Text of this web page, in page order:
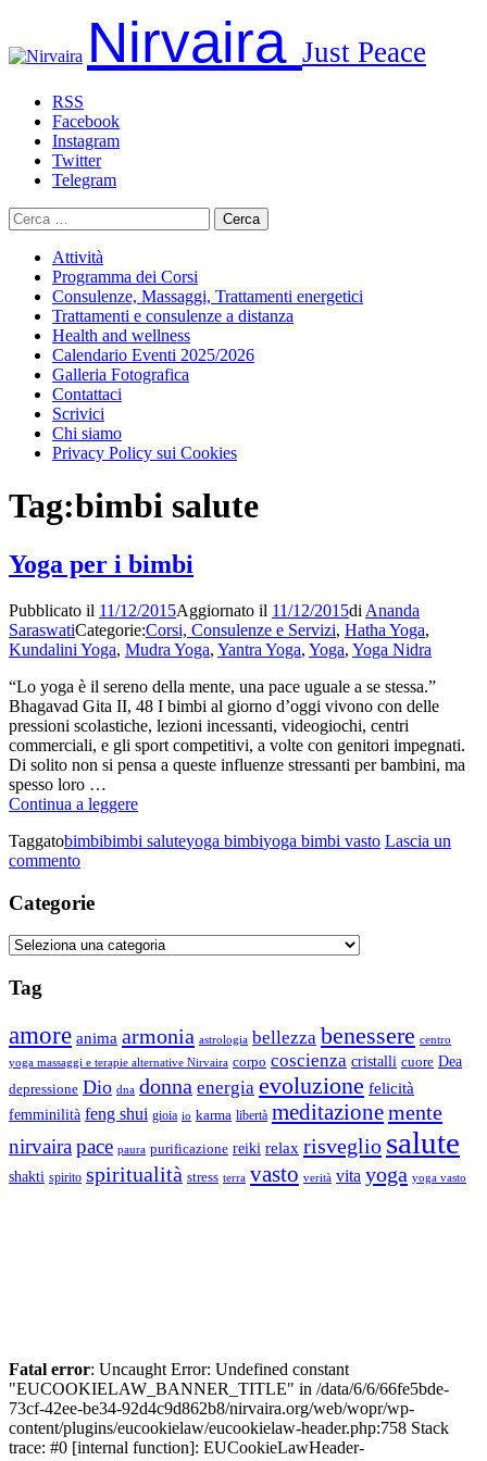
contenuto
Nirvaira Just Peace
RSS
Facebook
Instagram
Twitter
Telegram
Ricerca
per:
Attività
Programma dei Corsi
Consulenze, Massaggi, Trattamenti energetici
Trattamenti e consulenze a distanza
Health and wellness
Calendario Eventi 2025/2026
Galleria Fotografica
Contattaci
Scrivici
Chi siamo
Privacy Policy sui Cookies
Tag:bimbi salute
Yoga per i bimbi
Pubblicato il 11/12/2015Aggiornato il 11/12/2015di Ananda
SaraswatiCategorie:Corsi, Consulenze e Servizi, Hatha Yoga,
Kundalini Yoga, Mudra Yoga, Yantra Yoga, Yoga, Yoga Nidra
“Lo yoga è il sereno della mente, una pace uguale a se stessa.”
Bhagavad Gita II, 48 I bimbi al giorno d’oggi vivono con delle
pressioni scolastiche, lezioni incessanti, videogiochi, centri
commerciali, e gli sport competitivi, a volte con genitori impegnati.
Di solito non si pensa a queste influenze stressanti per bambini, ma
spesso loro …
Continua a leggereYoga
i
Taggatobimbibimbi saluteyoga bimbiyoga bimbi vasto Lascia un
commentosu
per
bimbi
Categorie
Categorie
Tag
amore anima armonia astrologia bellezza benessere centro
yoga massaggi e terapie alternative Nirvaira corpo coscienza cristalli cuore Dea
depressione Dio dna donna energia evoluzione felicità
femminilità feng shui gioia io karma libertà meditazionemente
nirvairapace paura purificazione reiki relax risveglio salute
shakti spirito spiritualità stress terra vasto verità vita yoga yoga vasto
Fatal error: Uncaught Error: Undefined constant
"EUCOOKIELAW_BANNER_TITLE" in /data/6/6/66fe5bde-
73cf-42ee-be34-92d4c9d862b8/nirvaira.org/web/wopr/wp-
content/plugins/eucookielaw/eucookielaw-header.php:758 Stack
trace: #0 [internal function]: EUCookieLawHeader-